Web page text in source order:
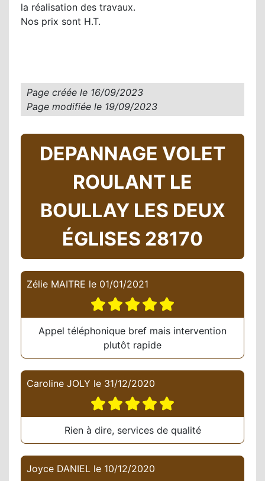
la réalisation des travaux.
Nos prix sont H.T.
Page créée le 16/09/2023
Page modifiée le 19/09/2023
DEPANNAGE VOLET
ROULANT LE
BOULLAY LES DEUX
ÉGLISES 28170
Zélie MAITRE le 01/01/2021
Appel téléphonique bref mais intervention
plutôt rapide
Caroline JOLY le 31/12/2020
Rien à dire, services de qualité
Joyce DANIEL le 10/12/2020